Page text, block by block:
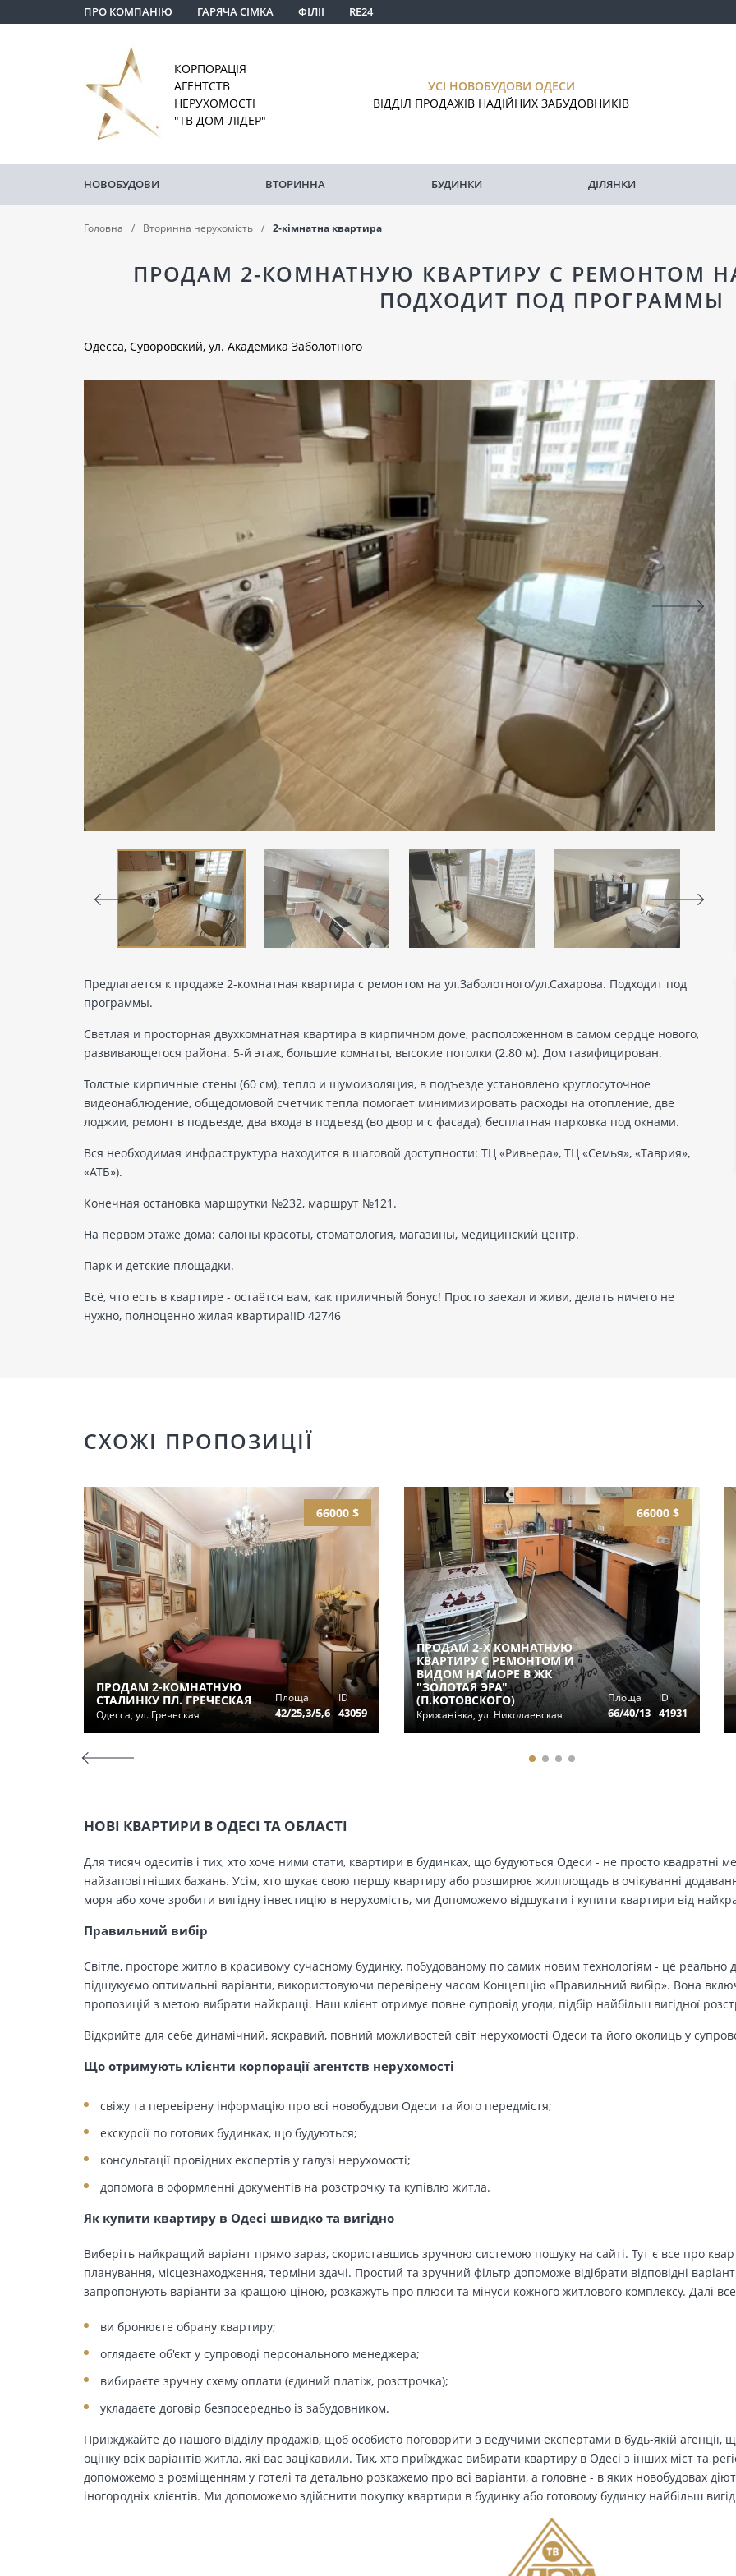
ПРО КОМПАНІЮ ГАРЯЧА СІМКА ФІЛІЇ RE24
КОРПОРАЦІЯ
АГЕНТСТВ
НЕРУХОМОСТІ
"ТВ ДОМ-ЛІДЕР"
УСІ НОВОБУДОВИ ОДЕСИ
ВІДДІЛ ПРОДАЖІВ НАДІЙНИХ ЗАБУДОВНИКІВ
НОВОБУДОВИ ВТОРИННА БУДИНКИ ДІЛЯНКИ
Головна Вторинна нерухомість 2-кімнатна квартира
ПРОДАМ 2-КОМНАТНУЮ КВАРТИРУ С РЕМОНТОМ
ПОДХОДИТ ПОД ПРОГРАММЫ
Одесса, Суворовский, ул. Академика Заболотного
Предлагается к продаже 2-комнатная квартира с ремонтом на ул.Заболотного/ул.Сахарова. Подходит под
программы.
Светлая и просторная двухкомнатная квартира в кирпичном доме, расположенном в самом сердце нового,
развивающегося района. 5-й этаж, большие комнаты, высокие потолки (2.80 м). Дом газифицирован.
Толстые кирпичные стены (60 см), тепло и шумоизоляция, в подъезде установлено круглосуточное
видеонаблюдение, общедомовой счетчик тепла помогает минимизировать расходы на отопление, две
лоджии, ремонт в подъезде, два входа в подъезд (во двор и с фасада), бесплатная парковка под окнами.
Вся необходимая инфраструктура находится в шаговой доступности: ТЦ «Ривьера», ТЦ «Семья», «Таврия»,
«АТБ»).
Конечная остановка маршрутки №232, маршрут №121.
На первом этаже дома: салоны красоты, стоматология, магазины, медицинский центр.
Парк и детские площадки.
Всё, что есть в квартире - остаётся вам, как приличный бонус! Просто заехал и живи, делать ничего не
нужно, полноценно жилая квартира!ID 42746
СХОЖІ ПРОПОЗИЦІЇ
66000 $
ПРОДАМ 2-КОМНАТНУЮ
СТАЛИНКУ ПЛ. ГРЕЧЕСКАЯ
Одесса, ул. Греческая
Площа
42/25,3/5,6
ID
43059
66000 $
ПРОДАМ 2-Х КОМНАТНУЮ
КВАРТИРУ С РЕМОНТОМ И
ВИДОМ НА МОРЕ В ЖК
"ЗОЛОТАЯ ЭРА"
(П.КОТОВСКОГО)
Крижанівка, ул. Николаевская
Площа
66/40/13
ID
41931
НОВІ КВАРТИРИ В ОДЕСІ ТА ОБЛАСТІ
Для тисяч одеситів і тих, хто хоче ними стати, квартири в будинках, що будуються Одеси - не просто квадратні
найзаповітніших бажань. Усім, хто шукає свою першу квартиру або розширює жилплощадь в очікуванні
моря або хоче зробити вигідну інвестицію в нерухомість, ми Допоможемо відшукати і купити квартири від
Правильний вибір
Світле, просторе житло в красивому сучасному будинку, побудованому по самих новим технологіям - це реально
підшукуємо оптимальні варіанти, використовуючи перевірену часом Концепцію «Правильний вибір». Вона
пропозицій з метою вибрати найкращі. Наш клієнт отримує повне супровід угоди, підбір найбільш вигідної
Відкрийте для себе динамічний, яскравий, повний можливостей світ нерухомості Одеси та його околиць у
Що отримують клієнти корпорації агентств нерухомості
свіжу та перевірену інформацію про всі новобудови Одеси та його передмістя;
екскурсії по готових будинках, що будуються;
консультації провідних експертів у галузі нерухомості;
допомога в оформленні документів на розстрочку та купівлю житла.
Як купити квартиру в Одесі швидко та вигідно
Виберіть найкращий варіант прямо зараз, скориставшись зручною системою пошуку на сайті. Тут є все про
планування, місцезнаходження, терміни здачі. Простий та зручний фільтр допоможе відібрати відповідні
запропонують варіанти за кращою ціною, розкажуть про плюси та мінуси кожного житлового комплексу. Далі
ви бронюєте обрану квартиру;
оглядаєте об'єкт у супроводі персонального менеджера;
вибираєте зручну схему оплати (єдиний платіж, розстрочка);
укладаєте договір безпосередньо із забудовником.
Приїжджайте до нашого відділу продажів, щоб особисто поговорити з ведучими експертами в будь-якій агенції,
оцінку всіх варіантів житла, які вас зацікавили. Тих, хто приїжджає вибирати квартиру в Одесі з інших міст та
допоможемо з розміщенням у готелі та детально розкажемо про всі варіанти, а головне - в яких новобудовах
іногородніх клієнтів. Ми допоможемо здійснити покупку квартири в будинку або готовому будинку найбільш